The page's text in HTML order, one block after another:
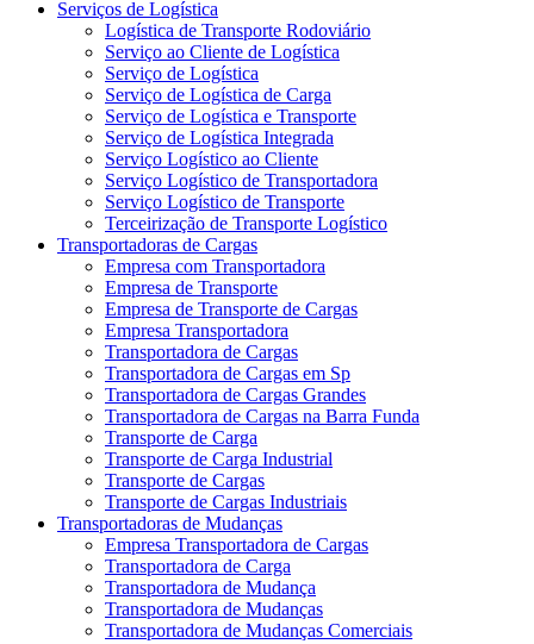
Serviços de Logística
Logística de Transporte Rodoviário
Serviço ao Cliente de Logística
Serviço de Logística
Serviço de Logística de Carga
Serviço de Logística e Transporte
Serviço de Logística Integrada
Serviço Logístico ao Cliente
Serviço Logístico de Transportadora
Serviço Logístico de Transporte
Terceirização de Transporte Logístico
Transportadoras de Cargas
Empresa com Transportadora
Empresa de Transporte
Empresa de Transporte de Cargas
Empresa Transportadora
Transportadora de Cargas
Transportadora de Cargas em Sp
Transportadora de Cargas Grandes
Transportadora de Cargas na Barra Funda
Transporte de Carga
Transporte de Carga Industrial
Transporte de Cargas
Transporte de Cargas Industriais
Transportadoras de Mudanças
Empresa Transportadora de Cargas
Transportadora de Carga
Transportadora de Mudança
Transportadora de Mudanças
Transportadora de Mudanças Comerciais